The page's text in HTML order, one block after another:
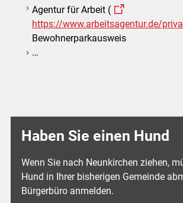
Agentur für Arbeit (
https://www.arbeitsagentur.de/
Bewohnerparkausweis
…
Haben Sie einen Hund
Wenn Sie nach Neunkirchen ziehen,
Hund in Ihrer bisherigen Gemeinde
Bürgerbüro anmelden.